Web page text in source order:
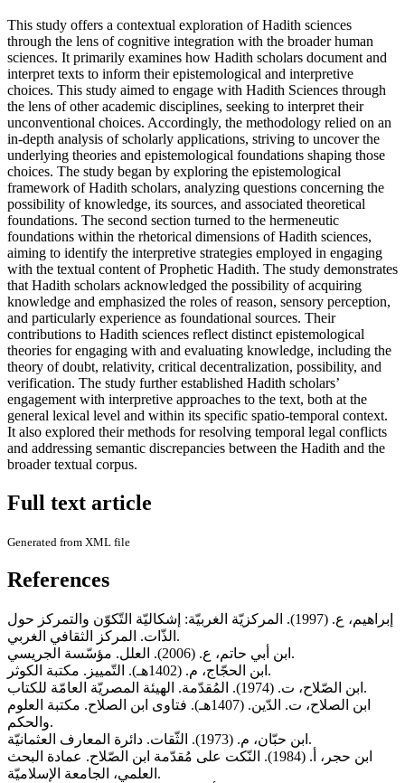
This study offers a contextual exploration of Hadith sciences
through the lens of cognitive integration with the broader human
sciences. It primarily examines how Hadith scholars document and
interpret texts to inform their epistemological and interpretive
choices. This study aimed to engage with Hadith Sciences through
the lens of other academic disciplines, seeking to interpret their
unconventional choices. Accordingly, the methodology relied on an
in-depth analysis of scholarly applications, striving to uncover the
underlying theories and epistemological foundations shaping those
choices. The study began by exploring the epistemological
framework of Hadith scholars, analyzing questions concerning the
possibility of knowledge, its sources, and associated theoretical
foundations. The second section turned to the hermeneutic
foundations within the rhetorical dimensions of Hadith sciences,
aiming to identify the interpretive strategies employed in engaging
with the textual content of Prophetic Hadith. The study demonstrates
that Hadith scholars acknowledged the possibility of acquiring
knowledge and emphasized the roles of reason, sensory perception,
and particularly experience as foundational sources. Their
contributions to Hadith sciences reflect distinct epistemological
theories for engaging with and evaluating knowledge, including the
theory of doubt, relativity, critical decentralization, possibility, and
verification. The study further established Hadith scholars’
engagement with interpretive approaches to the text, both at the
general lexical level and within its specific spatio-temporal context.
It also explored their methods for resolving temporal legal conflicts
and addressing semantic discrepancies between the Hadith and the
broader textual corpus.
Full text article
Generated from XML file
References
إبراهيم، ع. (1997). المركزيّة الغربيّة: إشكاليّة التّكوّن والتمركز حول
الذّات. المركز الثقافي الغربي.
ابن أبي حاتم، ع. (2006). العلل. مؤسّسة الجريسي.
ابن الحجّاج، م. (1402هـ). التّمييز. مكتبة الكوثر.
ابن الصّلاح، ت. (1974). المُقدّمة. الهيئة المصريّة العامّة للكتاب.
ابن الصلاح، ت. الدّين. (1407هـ). فتاوى ابن الصلاح. مكتبة العلوم
والحكم.
ابن حبّان، م. (1973). الثّقات. دائرة المعارف العثمانيّة.
ابن حجر، أ. (1984). النّكت على مُقدّمة ابن الصّلاح. عمادة البحث
العلمي، الجامعة الإسلاميّة.